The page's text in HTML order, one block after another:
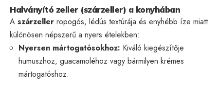
Halványító zeller (szárzeller) a konyhában
A szárzeller ropogós, lédús textúrája és enyhébb íze miatt
különösen népszerű a nyers ételekben:
Nyersen mártogatósokhoz: Kiváló kiegészítője
humuszhoz, guacamoléhoz vagy bármilyen krémes
mártogatóshoz.